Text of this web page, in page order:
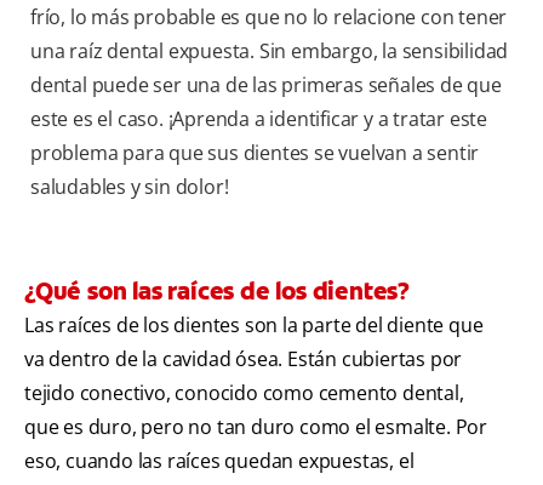
frío, lo más probable es que no lo relacione con tener
una raíz dental expuesta. Sin embargo, la sensibilidad
dental puede ser una de las primeras señales de que
este es el caso. ¡Aprenda a identificar y a tratar este
problema para que sus dientes se vuelvan a sentir
saludables y sin dolor!
¿Qué son las raíces de los dientes?
Las raíces de los dientes son la parte del diente que
va dentro de la cavidad ósea. Están cubiertas por
tejido conectivo, conocido como cemento dental,
que es duro, pero no tan duro como el esmalte. Por
eso, cuando las raíces quedan expuestas, el